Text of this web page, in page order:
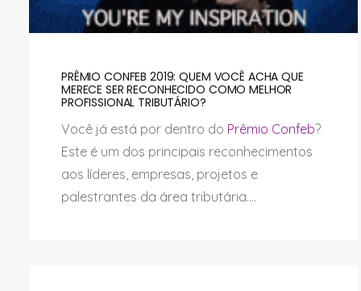
PRÊMIO CONFEB 2019: QUEM VOCÊ ACHA QUE
MERECE SER RECONHECIDO COMO MELHOR
PROFISSIONAL TRIBUTÁRIO?
Você já está por dentro do Prêmio Confeb?
Este é um dos principais reconhecimentos
aos líderes, empresas, projetos e
palestrantes da área tributária....